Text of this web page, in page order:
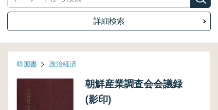
詳細検索
韓国書 政治経済
朝鮮産業調査会会議録
(影印)